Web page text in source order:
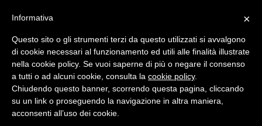
principale
×
Informativa
Questo sito o gli strumenti terzi da questo utilizzati si avvalgono
di cookie necessari al funzionamento ed utili alle finalità illustrate
nella cookie policy. Se vuoi saperne di più o negare il consenso
a tutti o ad alcuni cookie, consulta la cookie policy.
Chiudendo questo banner, scorrendo questa pagina, cliccando
su un link o proseguendo la navigazione in altra maniera,
acconsenti all’uso dei cookie.